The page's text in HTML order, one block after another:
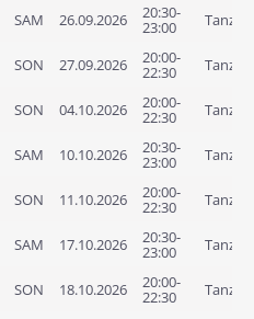
SAM 26.09.2026 20:30-
23:00
SON 27.09.2026 20:00-
22:30
SON 04.10.2026 20:00-
22:30
SAM 10.10.2026 20:30-
23:00
SON 11.10.2026 20:00-
22:30
SAM 17.10.2026 20:30-
23:00
SON 18.10.2026 20:00-
22:30